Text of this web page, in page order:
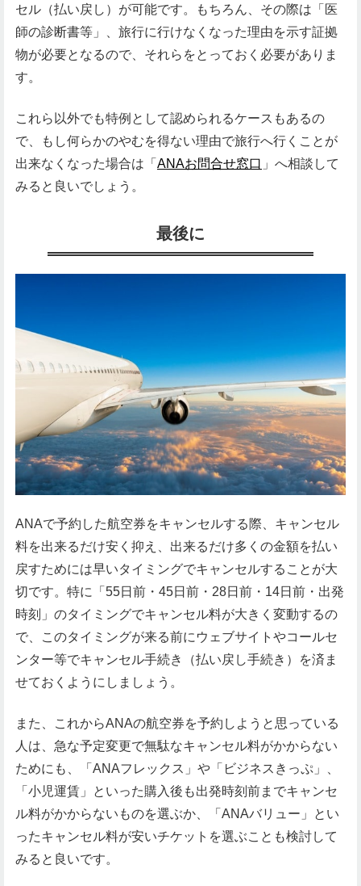
セル（払い戻し）が可能です。もちろん、その際は「医
師の診断書等」、旅行に行けなくなった理由を示す証拠
物が必要となるので、それらをとっておく必要がありま
す。
これら以外でも特例として認められるケースもあるの
で、もし何らかのやむを得ない理由で旅行へ行くことが
出来なくなった場合は「 ANAお問合せ窓口 」へ相談して
みると良いでしょう。
最後に
ANAで予約した航空券をキャンセルする際、キャンセル
料を出来るだけ安く抑え、出来るだけ多くの金額を払い
戻すためには早いタイミングでキャンセルすることが大
切です。特に「55日前・45日前・28日前・14日前・出発
時刻」のタイミングでキャンセル料が大きく変動するの
で、このタイミングが来る前にウェブサイトやコールセ
ンター等でキャンセル手続き（払い戻し手続き）を済ま
せておくようにしましょう。
また、これからANAの航空券を予約しようと思っている
人は、急な予定変更で無駄なキャンセル料がかからない
ためにも、「ANAフレックス」や「ビジネスきっぷ」、
「小児運賃」といった購入後も出発時刻前までキャンセ
ル料がかからないものを選ぶか、「ANAバリュー」とい
ったキャンセル料が安いチケットを選ぶことも検討して
みると良いです。